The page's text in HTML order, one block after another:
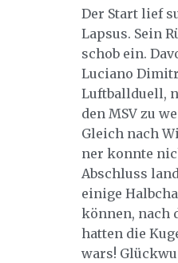
Der Start lief
Lapsus. Sein
schob ein.
Luciano
Luftballduell,
den MSV zu
Gleich nach
ner konnte
Abschluss
einige
können, nach
hatten die
wars!